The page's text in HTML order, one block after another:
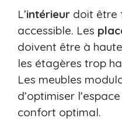
L’intérieur doit être
accessible. Les
doivent être à
les étagères trop
Les meubles
d’optimiser
confort optimal.